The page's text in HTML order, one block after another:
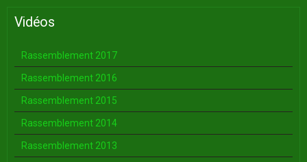
Vidéos
Rassemblement 2017
Rassemblement 2016
Rassemblement 2015
Rassemblement 2014
Rassemblement 2013